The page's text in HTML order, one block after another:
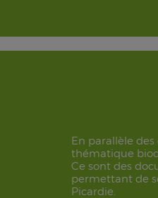
En parallèle
thématique
Ce sont des
permettant de
Picardie.